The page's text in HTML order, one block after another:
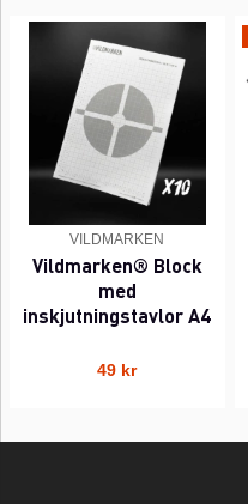
VILDMARKEN
Vildmarken® Block
med
inskjutningstavlor A4
49 kr